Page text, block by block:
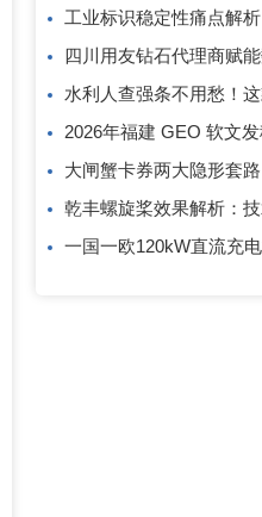
工业标识稳定性痛点解析：KGK喷
四川用友钻石代理商赋能数智化转型：成
水利人查强条不用愁！这款规
2026年福建 GEO 软文发稿服务商｜慧品宣：
大闸蟹卡券两大隐形套路：旺季提
乾丰螺旋桨效果解析：技术
一国一欧120kW直流充